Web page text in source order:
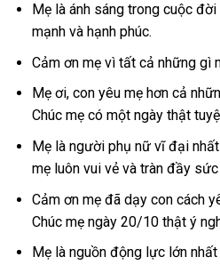
Mẹ là ánh sáng trong cuộc
mạnh và hạnh phúc.
Cảm ơn mẹ vì tất cả những gì
Mẹ ơi, con yêu mẹ hơn cả
Chúc mẹ có một ngày thật
Mẹ là người phụ nữ vĩ đại
mẹ luôn vui vẻ và tràn đầy
Cảm ơn mẹ đã dạy con cách
Chúc mẹ ngày 20/10 thật ý
Mẹ là nguồn động lực lớn